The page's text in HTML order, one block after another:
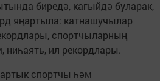
биредә, кагыйдә буларак,
яңартыла: катнашучылар
спортчыларның
ил рекордлары.
спортчы һәм